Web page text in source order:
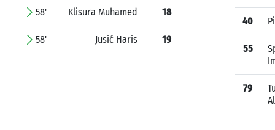
58' Klisura Muhamed 18
58' Jusić Haris 19
40
55
79